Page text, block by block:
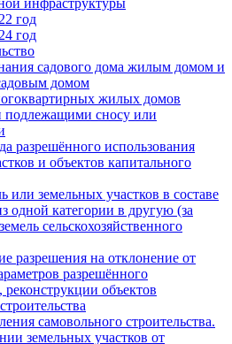
инфраструктуры
год
год
садового дома жилым домом и
домом
жилых домов
сносу или
разрешённого использования
и объектов капитального
или земельных участков в составе
одной категории в другую (за
сельскохозяйственного
разрешения на отклонение от
разрешённого
реконструкции объектов
самовольного строительства.
земельных участков от